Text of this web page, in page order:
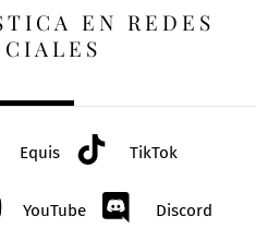
EN REDES
Equis TikTok
YouTube Discord